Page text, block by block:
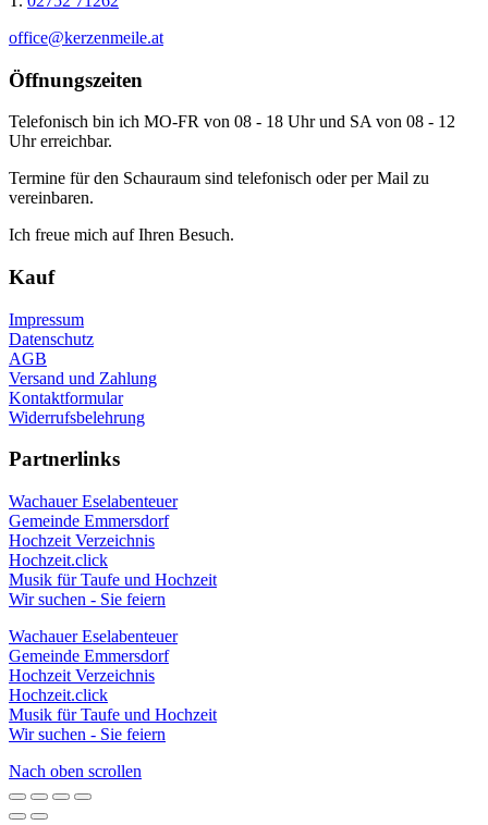
office@kerzenmeile.at
Öffnungszeiten
Telefonisch bin ich MO-FR von 08 - 18 Uhr und SA von 08 - 12
Uhr erreichbar.
Termine für den Schauraum sind telefonisch oder per Mail zu
vereinbaren.
Ich freue mich auf Ihren Besuch.
Kauf
Impressum
Datenschutz
AGB
Versand und Zahlung
Kontaktformular
Widerrufsbelehrung
Partnerlinks
Wachauer Eselabenteuer
Gemeinde Emmersdorf
Hochzeit Verzeichnis
Hochzeit.click
Musik für Taufe und Hochzeit
Wir suchen - Sie feiern
Wachauer Eselabenteuer
Gemeinde Emmersdorf
Hochzeit Verzeichnis
Hochzeit.click
Musik für Taufe und Hochzeit
Wir suchen - Sie feiern
Nach oben scrollen